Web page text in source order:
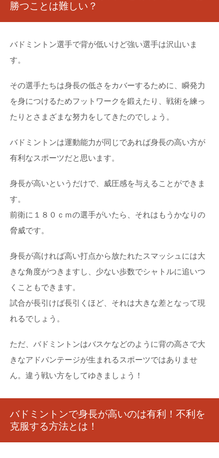
勝つことは難しい？
バドミントン選手で背が低いけど強い選手は沢山いま
す。
その選手たちは身長の低さをカバーするために、瞬発力
を身につけるためフットワークを鍛えたり、戦術を練っ
たりとさまざまな努力をしてきたのでしょう。
バドミントンは運動能力が同じであれば身長の高い方が
有利なスポーツだと思います。
身長が高いというだけで、威圧感を与えることができま
す。
前衛に１８０ｃｍの選手がいたら、それはもうかなりの
脅威です。
身長が高ければ高い打点から放たれたスマッシュには大
きな角度がつきますし、少ない歩数でシャトルに追いつ
くこともできます。
試合が長引けば長引くほど、それは大きな差となって現
れるでしょう。
ただ、バドミントンはバスケなどのように背の高さで大
きなアドバンテージが生まれるスポーツではありませ
ん。違う戦い方をしてゆきましょう！
バドミントンで身長が高いのは有利！不利を
克服する方法とは！